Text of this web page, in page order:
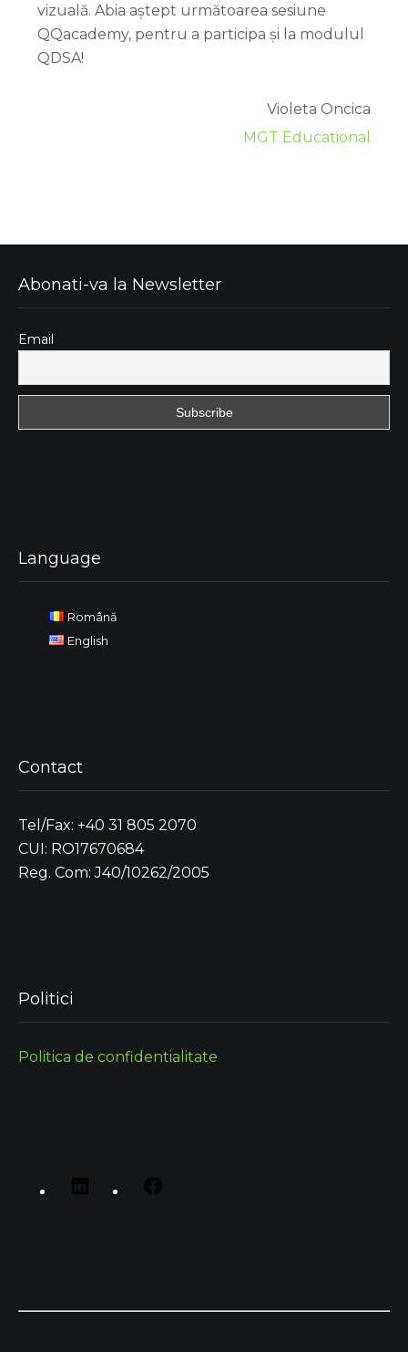
vizuală. Abia aștept următoarea sesiune
QQacademy, pentru a participa și la modulul
QDSA!
Violeta Oncica
MGT Educational
Abonati-va la Newsletter
Email
Language
Română
English
Contact
Tel/Fax: +40 31 805 2070
CUI: RO17670684
Reg. Com: J40/10262/2005
Politici
Politica de confidentialitate